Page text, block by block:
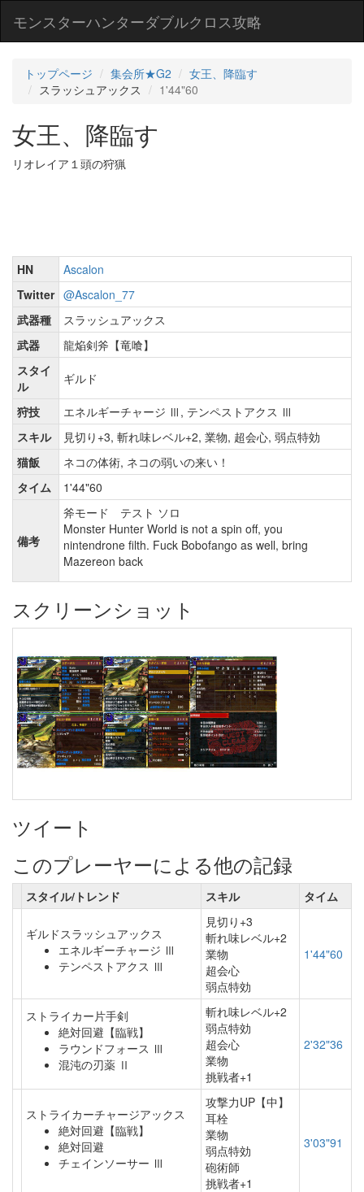
モンスターハンターダブルクロス攻略
トップページ 集会所★G2
女王、降臨す
スラッシュアックス
1'44"60
女王、降臨す
リオレイア１頭の狩猟
HN
Ascalon
Twitter @Ascalon_77
武器種
スラッシュアックス
武器
龍焔剣斧【竜喰】
スタイ
ル
ギルド
狩技
エネルギーチャージ Ⅲ, テンペストアクス Ⅲ
スキル
見切り+3, 斬れ味レベル+2, 業物, 超会心, 弱点特効
猫飯
ネコの体術, ネコの弱いの来い！
タイム
1'44"60
備考
斧モード テスト ソロ
Monster Hunter World is not a spin off, you
nintendrone filth. Fuck Bobofango as well, bring
Mazereon back
スクリーンショット
ツイート
このプレーヤーによる他の記録
スタイル/トレンド スキル タイム
ギルドスラッシュアックス
エネルギーチャージ Ⅲ
テンペストアクス Ⅲ
見切り+3
斬れ味レベル+2
業物
超会心
弱点特効
1'44"60
ストライカー片手剣
絶対回避【臨戦】
ラウンドフォース Ⅲ
混沌の刃薬 Ⅱ
斬れ味レベル+2
弱点特効
超会心
業物
挑戦者+1
2'32"36
ストライカーチャージアックス
絶対回避【臨戦】
絶対回避
チェインソーサー Ⅲ
攻撃力UP【中】
耳栓
業物
弱点特効
砲術師
挑戦者+1
3'03"91